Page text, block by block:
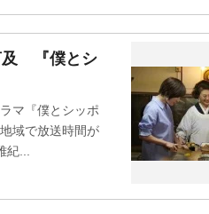
及 『僕とシ
マ『僕とシッポ
域で放送時間が
紀...